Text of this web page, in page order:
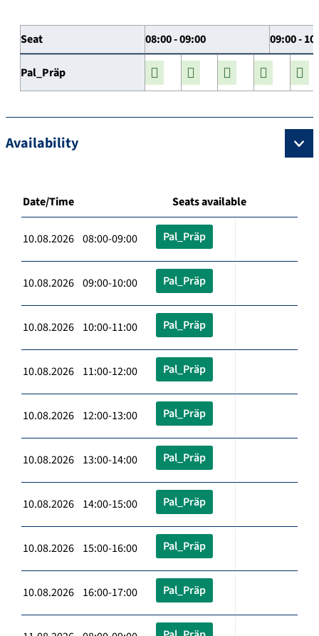
Seat 08:00 - 09:00 09:00 -
Pal_Präp
Availability
Date/Time Seats available
10.08.2026 08:00-09:00 Pal_Präp
10.08.2026 09:00-10:00 Pal_Präp
10.08.2026 10:00-11:00 Pal_Präp
10.08.2026 11:00-12:00 Pal_Präp
10.08.2026 12:00-13:00 Pal_Präp
10.08.2026 13:00-14:00 Pal_Präp
10.08.2026 14:00-15:00 Pal_Präp
10.08.2026 15:00-16:00 Pal_Präp
10.08.2026 16:00-17:00 Pal_Präp